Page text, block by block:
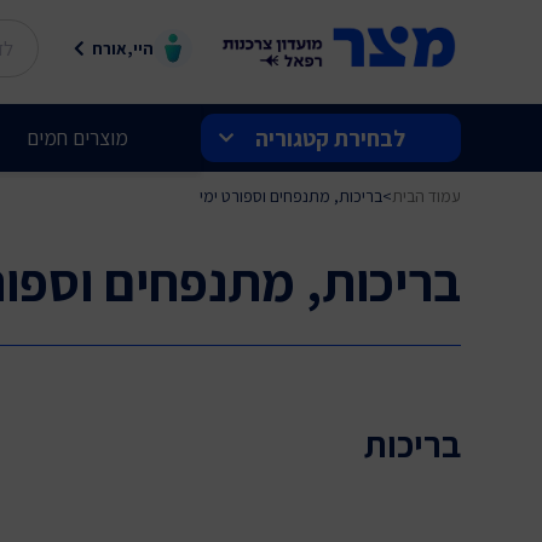
היי,אורח
לבחירת קטגוריה
בלעדי למצר
שוברים ותווי קנייה
חשמל ואלקטרוניקה
מוצרים חמים
עמוד הבית>בריכות, מתנפחים וספורט ימי
בריכות, מתנפחים
בריכות